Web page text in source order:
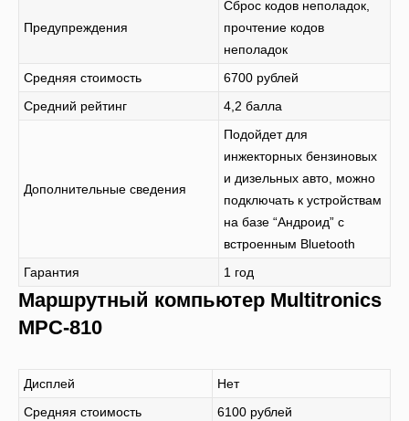
Предупреждения
Сброс кодов неполадок,
прочтение кодов
неполадок
Средняя стоимость
6700 рублей
Средний рейтинг
4,2 балла
Дополнительные сведения
Подойдет для
инжекторных бензиновых
и дизельных авто, можно
подключать к устройствам
на базе “Андроид” с
встроенным Bluetooth
Гарантия
1 год
Маршрутный компьютер Multitronics
MPC-810
Дисплей
Нет
Средняя стоимость
6100 рублей